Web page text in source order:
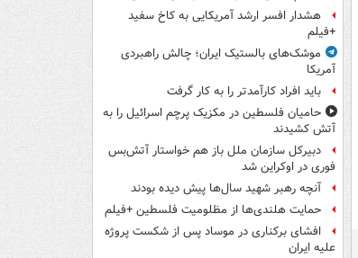
هشدار افسر ارشد آمریکایی به کاخ سفید
+فیلم
موشک‌های بالستیک ایران؛ چالش راهبردی
آمریکا
باید افراد کارآمدتر را به کار گرفت
حامیان فلسطین در مکزیک پرچم اسرائیل را به
آتش کشیدند
دبیرکل سازمان ملل باز هم خواستار آتش‌بس
فوری در اوکراین شد
آنچه رهبر شهید سال‌ها پیش دیده بودند
حمایت هلندی‌ها از مظلومیت فلسطین +فیلم
افشای برکناری در موساد پس از شکست پروژه
علیه ایران